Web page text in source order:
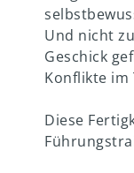
Und nicht
Geschick
Konflikte im
Diese